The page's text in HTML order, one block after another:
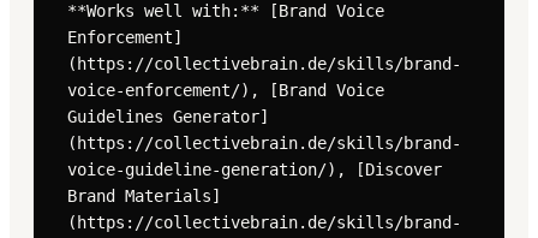
**Works well with:** [Brand Voice
Enforcement]
(https://collectivebrain.de/skills/brand-
voice-enforcement/), [Brand Voice
Guidelines Generator]
(https://collectivebrain.de/skills/brand-
voice-guideline-generation/), [Discover
Brand Materials]
(https://collectivebrain.de/skills/brand-